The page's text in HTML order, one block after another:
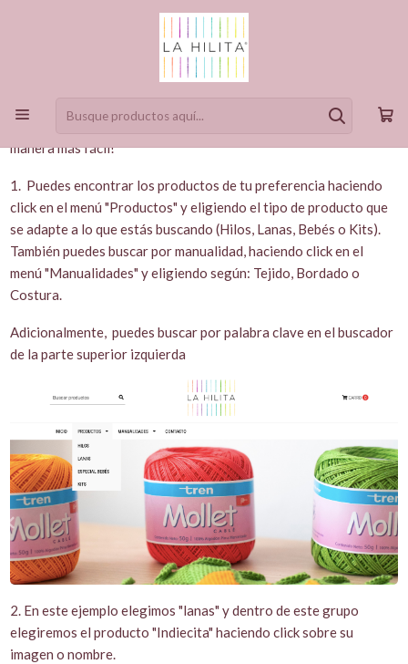
¿Cómo Comprar?
En esta guía encontrarás los pasos para hacer tu pedido de la
manera más fácil!
1. Puedes encontrar los productos de tu preferencia haciendo
click en el menú "Productos" y eligiendo el tipo de producto que
se adapte a lo que estás buscando (Hilos, Lanas, Bebés o Kits).
También puedes buscar por manualidad, haciendo click en el
menú "Manualidades" y eligiendo según: Tejido, Bordado o
Costura.
Adicionalmente, puedes buscar por palabra clave en el buscador
de la parte superior izquierda
2. En este ejemplo elegimos "lanas" y dentro de este grupo
elegiremos el producto "Indiecita" haciendo click sobre su
imagen o nombre.